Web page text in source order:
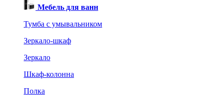
Мебель для ванн
Тумба с умывальником
Зеркало-шкаф
Зеркало
Шкаф-колонна
Полка